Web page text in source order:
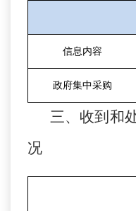
信息内容
政府集中采购
三、收到和
况